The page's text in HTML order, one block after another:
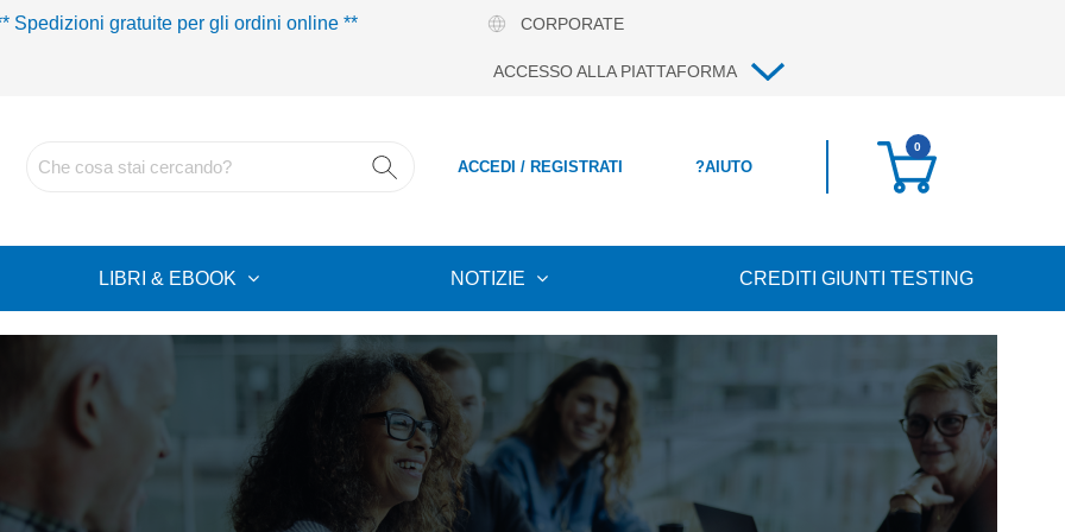
Spedizioni gratuite per gli ordini online ** CORPORATE
ACCESSO ALLA PIATTAFORMA
ACCEDI / REGISTRATI ?AIUTO
0
LIBRI & EBOOK NOTIZIE CREDITI GIUNTI TESTING